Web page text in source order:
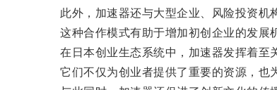
此外，加速器还与大型企业、风险投资机
这种合作模式有助于增加初创企业的发展
在日本创业生态系统中，加速器发挥着至关
它们不仅为创业者提供了重要的资源，也